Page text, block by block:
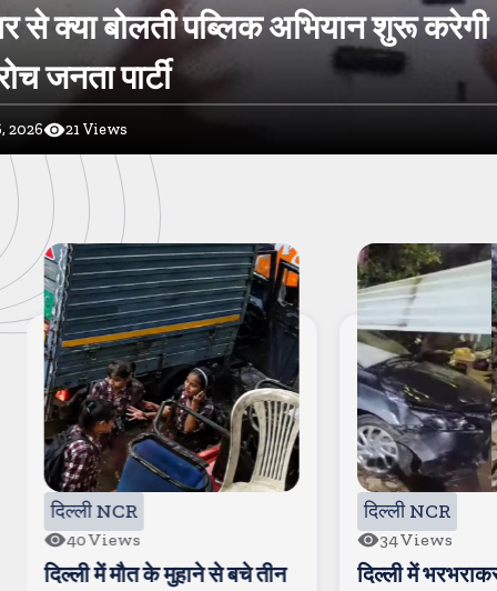
से क्या बोलती पब्लिक अभियान शुरू करेगी
जनता पार्टी
2026 21 Views
दिल्ली NCR
34Views
दिल्ली में भरभराकर गिरा मकान,
नोएडा/ग्रेटर नोएडा
11Views
नोएडा में बुजुर्ग